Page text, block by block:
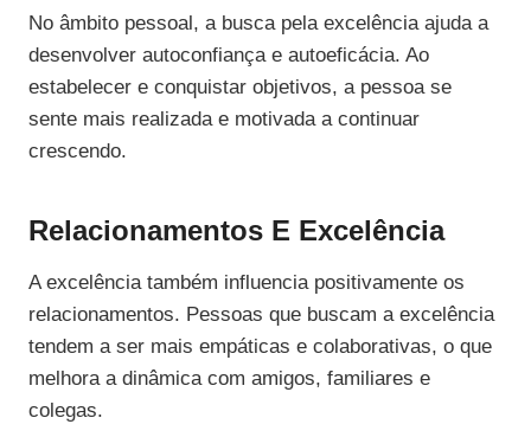
No âmbito pessoal, a busca pela excelência ajuda a
desenvolver autoconfiança e autoeficácia. Ao
estabelecer e conquistar objetivos, a pessoa se
sente mais realizada e motivada a continuar
crescendo.
Relacionamentos E Excelência
A excelência também influencia positivamente os
relacionamentos. Pessoas que buscam a excelência
tendem a ser mais empáticas e colaborativas, o que
melhora a dinâmica com amigos, familiares e
colegas.